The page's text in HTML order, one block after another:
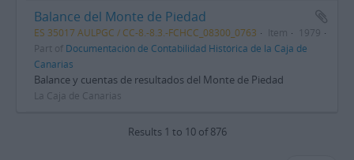
Balance del Monte de Piedad
ES 35017 AULPGC / CC-8.-8.3.-FCHCC_08300_0763 Item
1979
Part of Documentación de Contabilidad Histórica de la Caja de
Canarias
Balance y cuentas de resultados del Monte de Piedad
La Caja de Canarias
Results 1 to 10 of 876